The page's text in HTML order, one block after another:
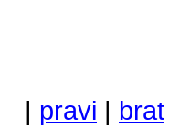
| pravi | brat